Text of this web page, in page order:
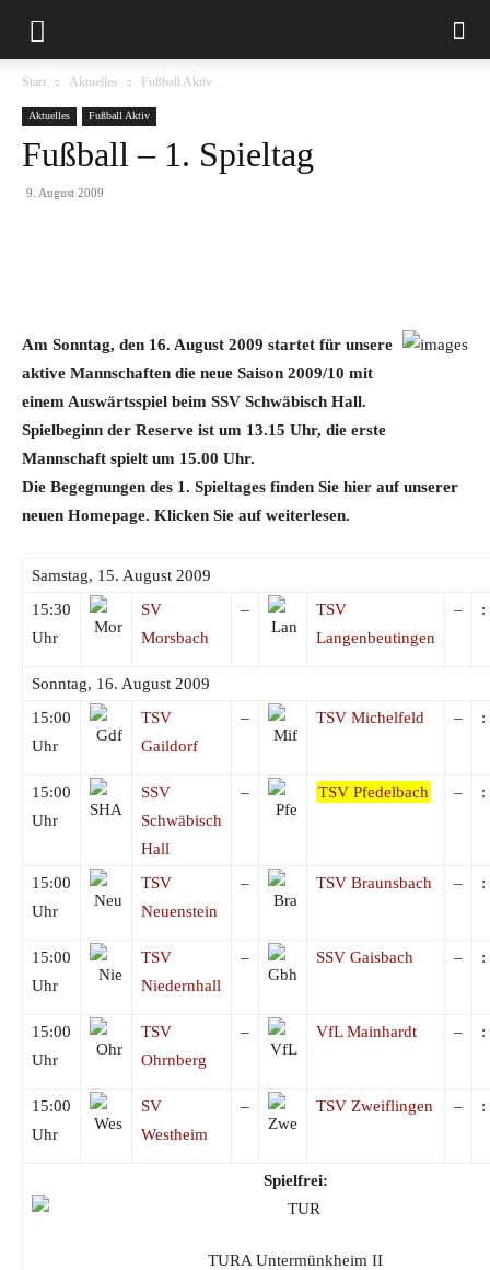
Start Aktuelles Fußball Aktiv
Aktuelles Fußball Aktiv
Fußball – 1. Spieltag
9. August 2009
Am Sonntag, den 16. August 2009 startet für unsere
aktive Mannschaften die neue Saison 2009/10 mit
einem Auswärtsspiel beim SSV Schwäbisch Hall.
Spielbeginn der Reserve ist um 13.15 Uhr, die erste
Mannschaft spielt um 15.00 Uhr.
Die Begegnungen des 1. Spieltages finden Sie hier auf unserer
neuen Homepage. Klicken Sie auf weiterlesen.
Samstag, 15. August 2009
15:30
Uhr
SV
Morsbach
–
TSV
Langenbeutingen
– :
Sonntag, 16. August 2009
15:00
Uhr
TSV
Gaildorf
– TSV Michelfeld – :
15:00
Uhr
SSV
Schwäbisch
Hall
– TSV Pfedelbach – :
15:00
Uhr
TSV
Neuenstein
– TSV Braunsbach – :
15:00
Uhr
TSV
Niedernhall
– SSV Gaisbach – :
15:00
Uhr
TSV
Ohrnberg
– VfL Mainhardt – :
15:00
Uhr
SV
Westheim
– TSV Zweiflingen – :
Spielfrei:
TURA Untermünkheim II